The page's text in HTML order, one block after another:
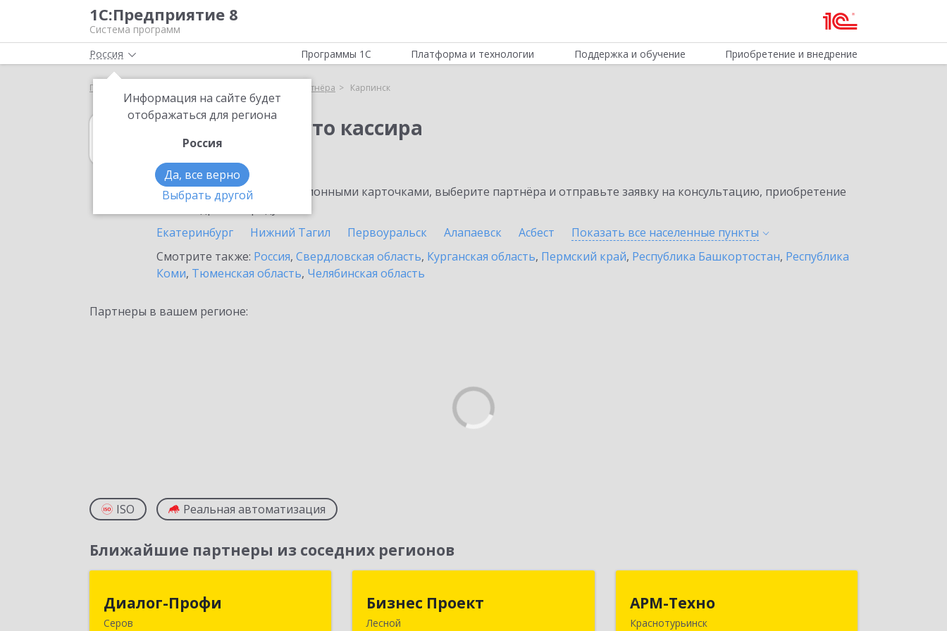
1С:Предприятие 8
Система программ
Россия
Информация на сайте будет
отображаться для региона
Россия
Да, все верно
Выбрать другой
Программы 1С Платформа и технологии Поддержка и обучение Приобретение и внедрение
Главная Выбор партнёра Карпинск
1С:Рабочее место кассира
в Карпинске
Ознакомьтесь с информационными карточками, выберите партнёра и отправьте заявку на консультацию, приобретение
Екатеринбург
Нижний Тагил Первоуральск Алапаевск Асбест Показать все населенные пункты
Смотрите также: Россия, Свердловская область, Курганская область, Пермский край, Республика Башкортостан, Республика
Коми, Тюменская область, Челябинская область
Партнеры в вашем регионе:
ISO Реальная автоматизация
Ближайшие партнеры из соседних регионов
Диалог-Профи
Серов
Диалог-Профи
624980, Свердловская обл, Серов г,
Бизнес Проект
Лесной
624200, Свердловская обл, Лесной г,
АРМ-Техно
Краснотурьинск624447, Свердловская обл,